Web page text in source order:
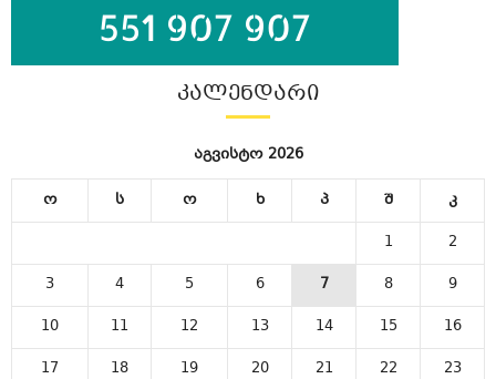
ᲙᲐᲚᲔᲜᲓᲐᲠᲘ
აგვისტო 2026
ო ს ო ხ პ შ
კ
1
2
3
4 5 6 7 8
9
10
11 12 13 14 15
16
17
18 19 20 21 22 23